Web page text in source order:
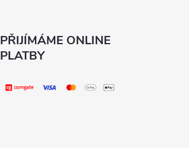
PŘIJÍMÁME ONLINE
PLATBY